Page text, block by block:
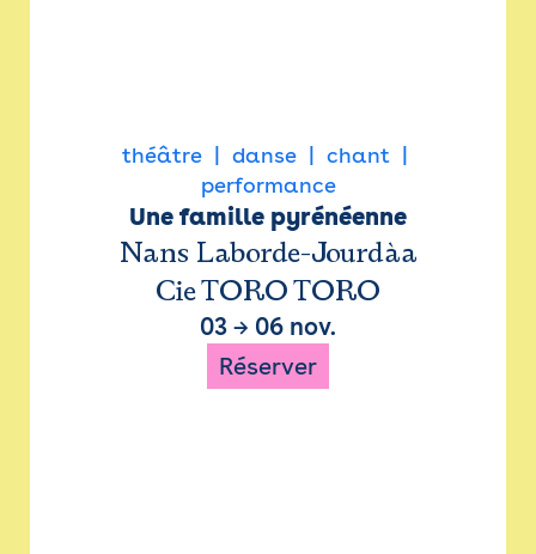
théâtre danse
chant
performance
Une famille pyrénéenne
Nans Laborde-Jourdàa
Cie TORO TORO
03 → 06 nov.
Réserver